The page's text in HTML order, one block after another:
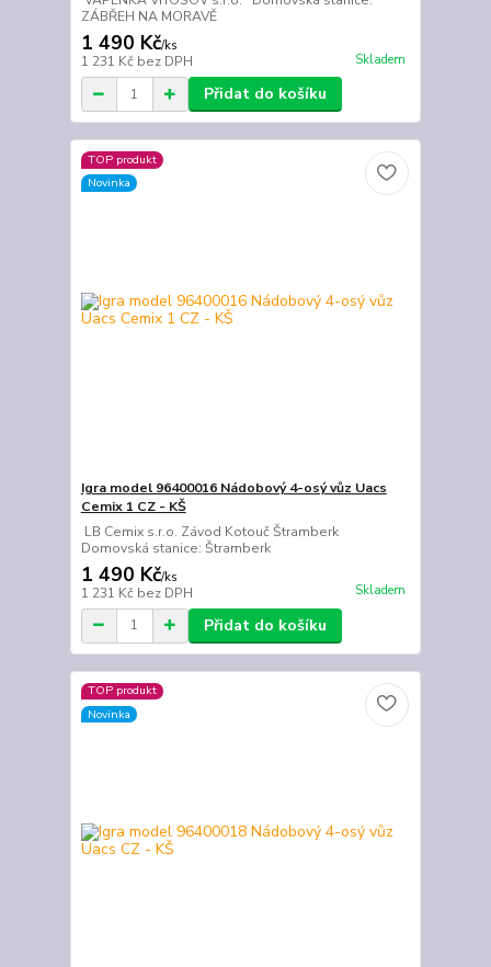
ZÁBŘEH NA MORAVĚ
1 490 Kč/ks
1 231 Kč bez DPH Skladem
Přidat do košíku
TOP produkt
Novinka
Igra model 96400016 Nádobový 4-osý vůz Uacs
Cemix 1 CZ - KŠ
LB Cemix s.r.o. Závod Kotouč Štramberk
Domovská stanice: Štramberk
1 490 Kč/ks
1 231 Kč bez DPH Skladem
Přidat do košíku
TOP produkt
Novinka